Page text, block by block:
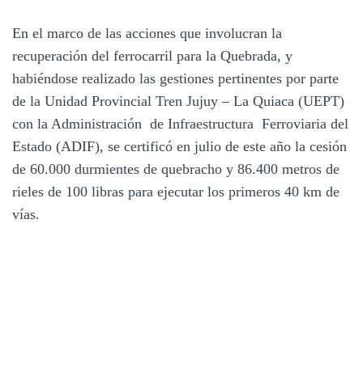
En el marco de las acciones que involucran la
recuperación del ferrocarril para la Quebrada, y
habiéndose realizado las gestiones pertinentes por parte
de la Unidad Provincial Tren Jujuy – La Quiaca (UEPT)
con la Administración de Infraestructura Ferroviaria del
Estado (ADIF), se certificó en julio de este año la cesión
de 60.000 durmientes de quebracho y 86.400 metros de
rieles de 100 libras para ejecutar los primeros 40 km de
vías.